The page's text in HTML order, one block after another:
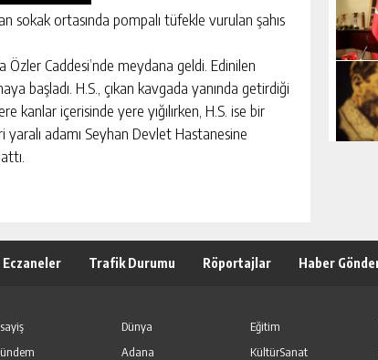
sokak ortasında pompalı tüfekle vurulan şahıs
Caddesi’nde meydana geldi. Edinilen
başladı. H.S., çıkan kavgada yanında getirdiği
kanlar içerisinde yere yığılırken, H.S. ise bir
adamı Seyhan Devlet Hastanesine
Trafik Durumu Röportajlar Haber
Dünya Eğitim
Adana KültürSanat